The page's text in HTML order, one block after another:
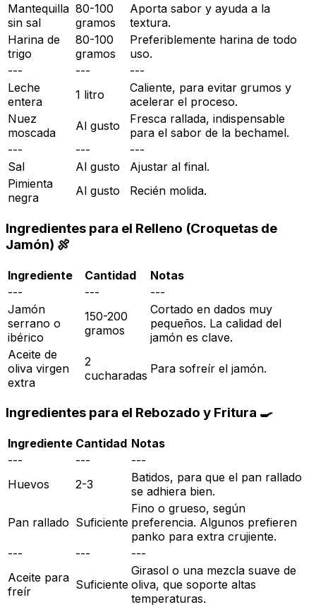
Mantequilla
sin sal
80-100
gramos
Aporta sabor y ayuda a la
textura.
Harina de
trigo
80-100
gramos
Preferiblemente harina de todo
uso.
---
---
---
Leche
entera
1 litro
Caliente, para evitar grumos y
acelerar el proceso.
Nuez
moscada
Al gusto
Fresca rallada, indispensable
para el sabor de la bechamel.
---
---
---
Sal
Al gusto
Ajustar al final.
Pimienta
negra
Al gusto Recién molida.
Ingredientes para el Relleno (Croquetas de
Jamón) 🍖
Ingrediente Cantidad
Notas
---
---
---
Jamón
serrano o
ibérico
150-200
gramos
Cortado en dados muy
pequeños. La calidad del
jamón es clave.
Aceite de
oliva virgen
extra
2
cucharadas Para sofreír el jamón.
Ingredientes para el Rebozado y Fritura 🍳
Ingrediente Cantidad Notas
---
---
---
Huevos
2-3
Batidos, para que el pan rallado
se adhiera bien.
Pan rallado Suficiente
Fino o grueso, según
preferencia. Algunos prefieren
panko para extra crujiente.
---
---
---
Aceite para
freír
Suficiente
Girasol o una mezcla suave de
oliva, que soporte altas
temperaturas.